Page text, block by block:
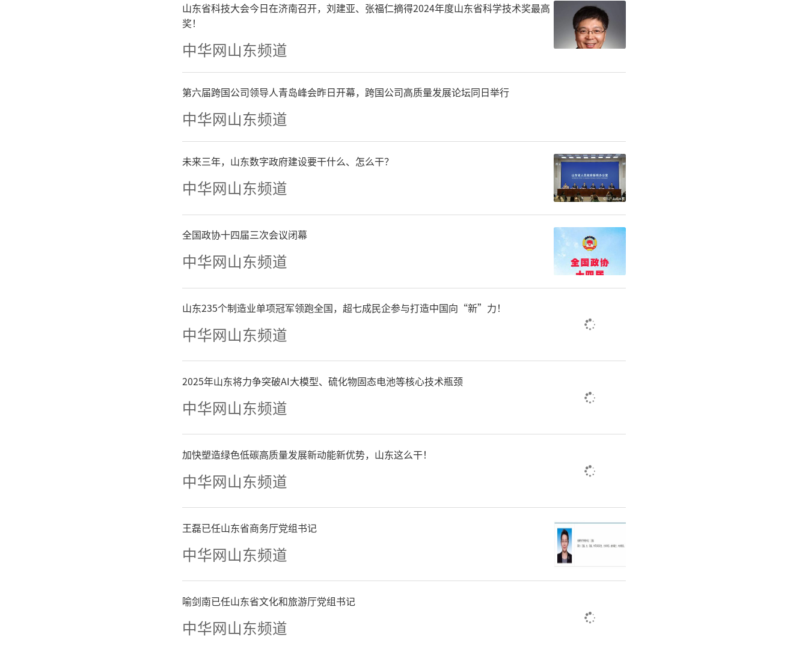
恒信集团市中城市公司总经理赵霞在交付仪
式说：我们不仅仅是交付一套房子，更是交付一
份承诺、一份责任、一份对未来美好生活的期
许。我们承诺，将继续以优质的物业服务，为业
主排忧解难，确保每一位业主都能享受到安心、
舒心、放心的居住体验。
山东省科技大会今日在济南召开，刘建亚、张福仁摘得2024年度山东省科学技术奖最高
奖！
中华网山东频道
第六届跨国公司领导人青岛峰会昨日开幕，跨国公司高质量发展论坛同日举行
中华网山东频道
未来三年，山东数字政府建设要干什么、怎么干？
中华网山东频道
全国政协十四届三次会议闭幕
中华网山东频道
山东235个制造业单项冠军领跑全国，超七成民企参与打造中国向“新”力！
中华网山东频道
2025年山东将力争突破AI大模型、硫化物固态电池等核心技术瓶颈
中华网山东频道
加快塑造绿色低碳高质量发展新动能新优势，山东这么干！
中华网山东频道
王磊已任山东省商务厅党组书记
中华网山东频道
喻剑南已任山东省文化和旅游厅党组书记
中华网山东频道